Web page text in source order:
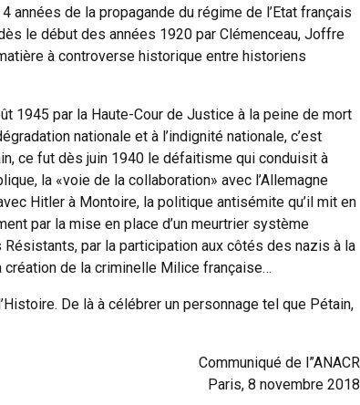
années de la propagande du régime de l’Etat français
le début des années 1920 par Clémenceau, Joffre
à controverse historique entre historiens
1945 par la Haute-Cour de Justice à la peine de mort
nationale et à l’indignité nationale, c’est
ce fut dès juin 1940 le défaitisme qui conduisit à
la «voie de la collaboration» avec l’Allemagne
Hitler à Montoire, la politique antisémite qu’il mit en
par la mise en place d’un meurtrier système
par la participation aux côtés des nazis à la
de la criminelle Milice française…
De là à célébrer un personnage tel que Pétain,
Communiqué de l”ANACR
Paris, 8 novembre 2018